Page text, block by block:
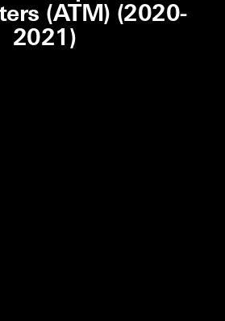
(ATM) (2020-
2021)